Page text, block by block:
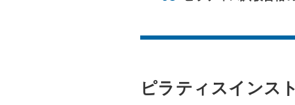
ピラティスインス